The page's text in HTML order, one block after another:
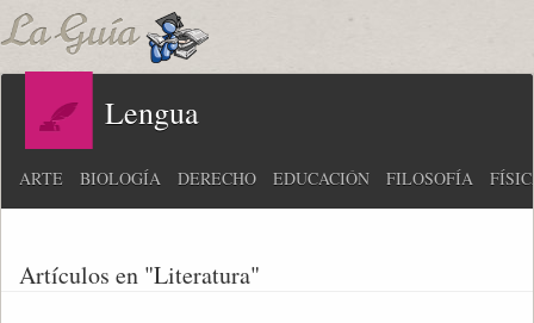
Lengua
ARTE BIOLOGÍA DERECHO EDUCACIÓN FILOSOFÍA
Artículos en "Literatura"